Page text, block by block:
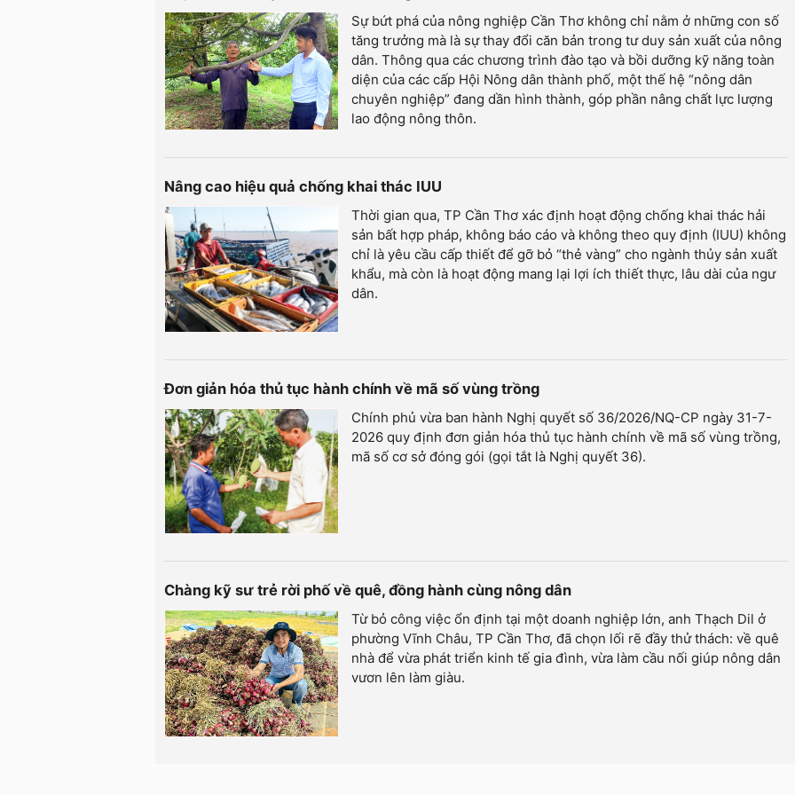
Sự bứt phá của nông nghiệp Cần Thơ không chỉ nằm ở những con số
tăng trưởng mà là sự thay đổi căn bản trong tư duy sản xuất của nông
dân. Thông qua các chương trình đào tạo và bồi dưỡng kỹ năng toàn
diện của các cấp Hội Nông dân thành phố, một thế hệ “nông dân
chuyên nghiệp” đang dần hình thành, góp phần nâng chất lực lượng
lao động nông thôn.
Nâng cao hiệu quả chống khai thác IUU
Thời gian qua, TP Cần Thơ xác định hoạt động chống khai thác hải
sản bất hợp pháp, không báo cáo và không theo quy định (IUU) không
chỉ là yêu cầu cấp thiết để gỡ bỏ “thẻ vàng” cho ngành thủy sản xuất
khẩu, mà còn là hoạt động mang lại lợi ích thiết thực, lâu dài của ngư
dân.
Đơn giản hóa thủ tục hành chính về mã số vùng trồng
Chính phủ vừa ban hành Nghị quyết số 36/2026/NQ-CP ngày 31-7-
2026 quy định đơn giản hóa thủ tục hành chính về mã số vùng trồng,
mã số cơ sở đóng gói (gọi tắt là Nghị quyết 36).
Chàng kỹ sư trẻ rời phố về quê, đồng hành cùng nông dân
Từ bỏ công việc ổn định tại một doanh nghiệp lớn, anh Thạch Dil ở
phường Vĩnh Châu, TP Cần Thơ, đã chọn lối rẽ đầy thử thách: về quê
nhà để vừa phát triển kinh tế gia đình, vừa làm cầu nối giúp nông dân
vươn lên làm giàu.